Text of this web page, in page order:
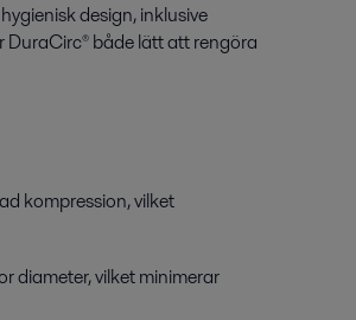
design, inklusive
både lätt att rengöra
kompression, vilket
diameter, vilket minimerar